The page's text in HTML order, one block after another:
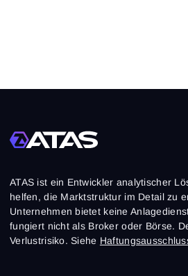
ATAS ist ein Entwickler analytischer
helfen, die Marktstruktur im Detail zu
Unternehmen bietet keine
fungiert nicht als Broker oder Börse.
Verlustrisiko. Siehe